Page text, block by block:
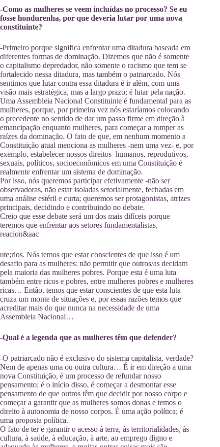
-Como as mulheres se veem incluídas no processo? Se eu
fosse hondurenha, por que deveria lutar por uma nova
constituinte?
-Primeiro porque significa enfrentar uma ditadura baseada em
diferentes formas de dominação. Dizemos que não é somente
o capitalismo depredador, não somente o racismo que tem se
fortalecido nessa ditadura, mas também o patriarcado. Nós
sentimos que lutar contra essa ditadura é ir além, com uma
visão mais estratégica, mas a largo prazo; é lutar pela nação.
Uma Assembleia Nacional Constituinte é fundamental para as
mulheres, porque, por primeira vez nós estaríamos colocando
o precedente no sentido de dar um passo firme em direção à
emancipação enquanto mulheres, para começar a romper as
raízes da dominação. O fato de que, em nenhum momento a
Constituição atual menciona as mulheres -nem uma vez- e, por
exemplo, estabelecer nossos direitos humanos, reprodutivos,
sexuais, políticos, socioeconômicos em uma Constituição é
realmente enfrentar um sistema de dominação.
Por isso, nós queremos participar efetivamente -não ser
observadoras, não estar isoladas setorialmente, fechadas em
uma análise estéril e curta; queremos ser protagonistas, atrizes
principais, decidindo e contribuindo no debate.
Creio que esse debate será um dos mais difíceis porque
teremos que enfrentar aos setores fundamentalistas,
reacion&aac
ute;rios. Nós temos que estar conscientes de que isso é um
desafio para as mulheres: não permitir que outros/as decidam
pela maioria das mulheres pobres. Porque esta é uma luta
também entre ricos e pobres, entre mulheres pobres e mulheres
ricas… Então, temos que estar conscientes de que esta luta
cruza um monte de situações e, por essas razões temos que
acreditar mais do que nunca na necessidade de uma
Assembleia Nacional…
-Qual é a legenda que as mulheres têm que defender?
-O patriarcado não é exclusivo do sistema capitalista, verdade?
Nem de apenas uma ou outra cultura… É ir em direção a uma
nova Constituição, é um processo de refundar nosso
pensamento; é o início disso, é começar a desmontar esse
pensamento de que outros têm que decidir por nosso corpo e
começar a garantir que as mulheres somos donas e temos o
direito à autonomia de nosso corpos. É uma ação política; é
uma proposta política.
O fato de ter e garantir o acesso à terra, às territorialidades, às
cultura, à saúde, à educação, à arte, ao emprego digno e